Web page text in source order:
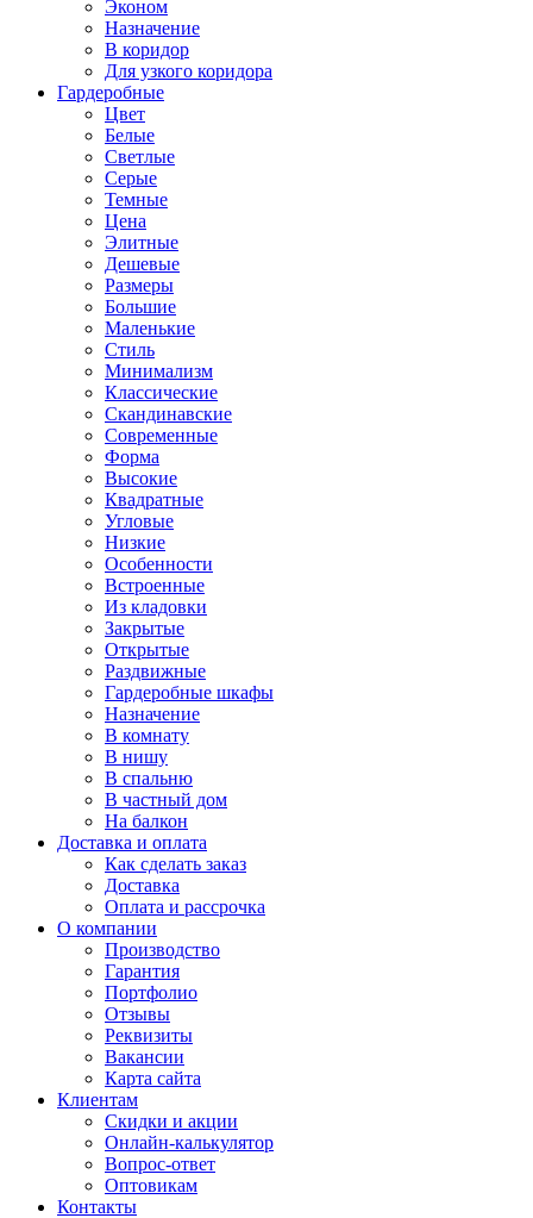
Эконом
Назначение
В коридор
Для узкого коридора
Гардеробные
Цвет
Белые
Светлые
Серые
Темные
Цена
Элитные
Дешевые
Размеры
Большие
Маленькие
Стиль
Минимализм
Классические
Скандинавские
Современные
Форма
Высокие
Квадратные
Угловые
Низкие
Особенности
Встроенные
Из кладовки
Закрытые
Открытые
Раздвижные
Гардеробные шкафы
Назначение
В комнату
В нишу
В спальню
В частный дом
На балкон
Доставка и оплата
Как сделать заказ
Доставка
Оплата и рассрочка
О компании
Производство
Гарантия
Портфолио
Отзывы
Реквизиты
Вакансии
Карта сайта
Клиентам
Скидки и акции
Онлайн-калькулятор
Вопрос-ответ
Оптовикам
Контакты